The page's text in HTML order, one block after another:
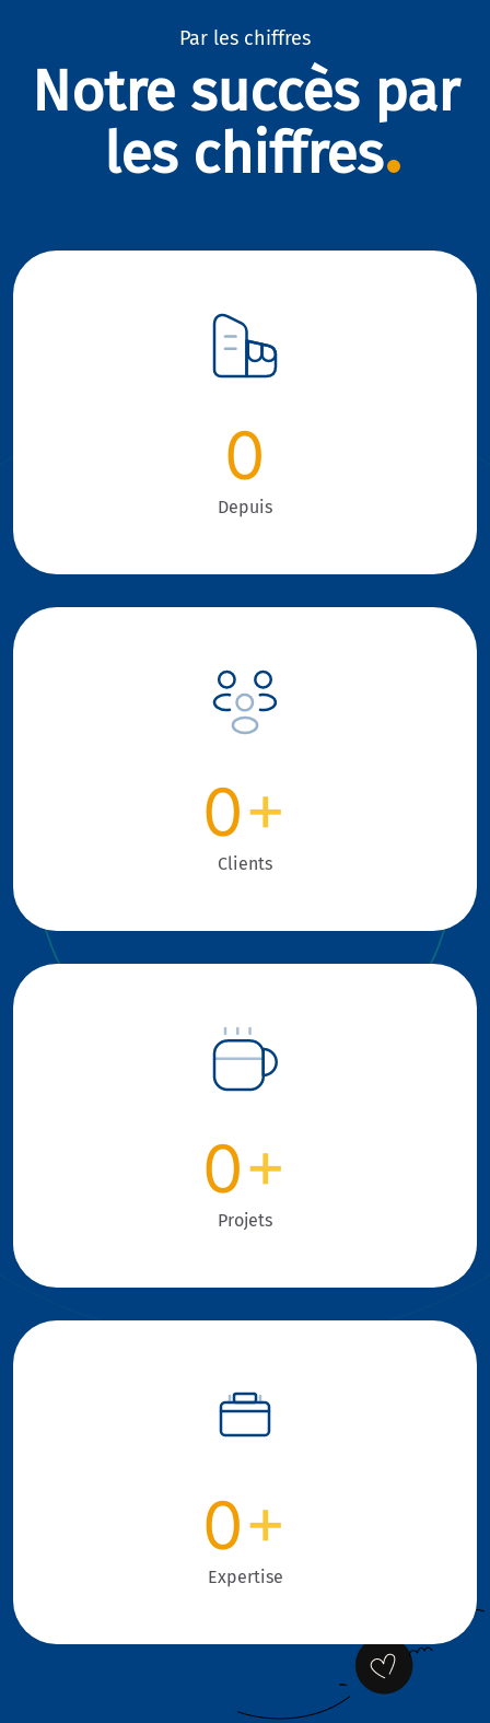
Par les chiffres
Notre succès par
les chiffres
0
Depuis
0+
Clients
0+
Projets
0+
Expertise